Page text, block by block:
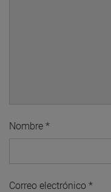
Nombre *
Correo electrónico *